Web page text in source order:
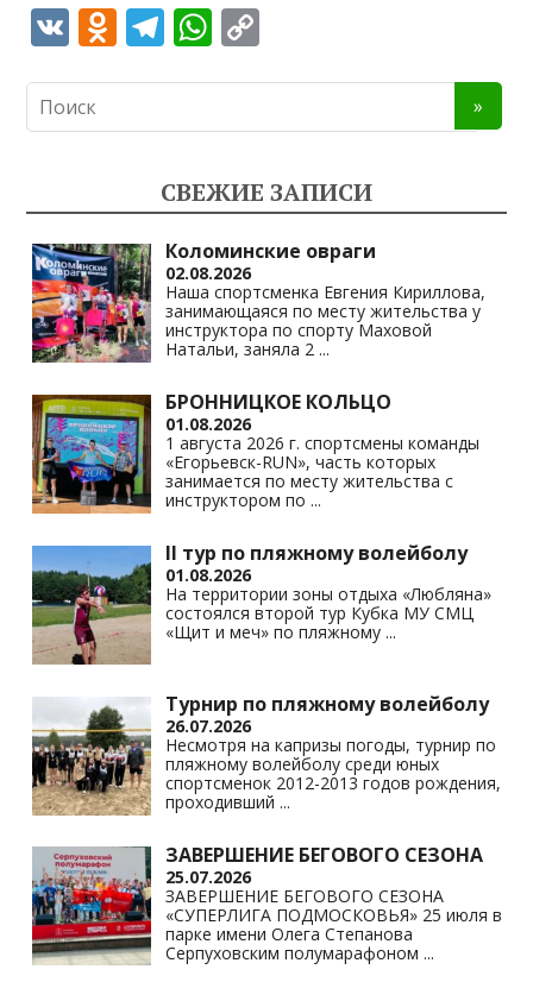
V O
o
as
s
ni
ki
T
gr
a
m
W
s
A
p
p
y
Li
n
k
СВЕЖИЕ ЗАПИСИ
Коломинские овраги
02.08.2026
Наша спортсменка Евгения Кириллова,
занимающаяся по месту жительства у
инструктора по спорту Маховой
Натальи, заняла 2 ...
БРОННИЦКОЕ КОЛЬЦО
01.08.2026
1 августа 2026 г. спортсмены команды
«Егорьевск-RUN», часть которых
занимается по месту жительства с
инструктором по ...
II тур по пляжному волейболу
01.08.2026
На территории зоны отдыха «Любляна»
состоялся второй тур Кубка МУ СМЦ
«Щит и меч» по пляжному ...
Турнир по пляжному волейболу
26.07.2026
Несмотря на капризы погоды, турнир по
пляжному волейболу среди юных
спортсменок 2012-2013 годов рождения,
проходивший ...
ЗАВЕРШЕНИЕ БЕГОВОГО СЕЗОНА
25.07.2026
ЗАВЕРШЕНИЕ БЕГОВОГО СЕЗОНА
«СУПЕРЛИГА ПОДМОСКОВЬЯ» 25 июля в
парке имени Олега Степанова
Серпуховским полумарафоном ...